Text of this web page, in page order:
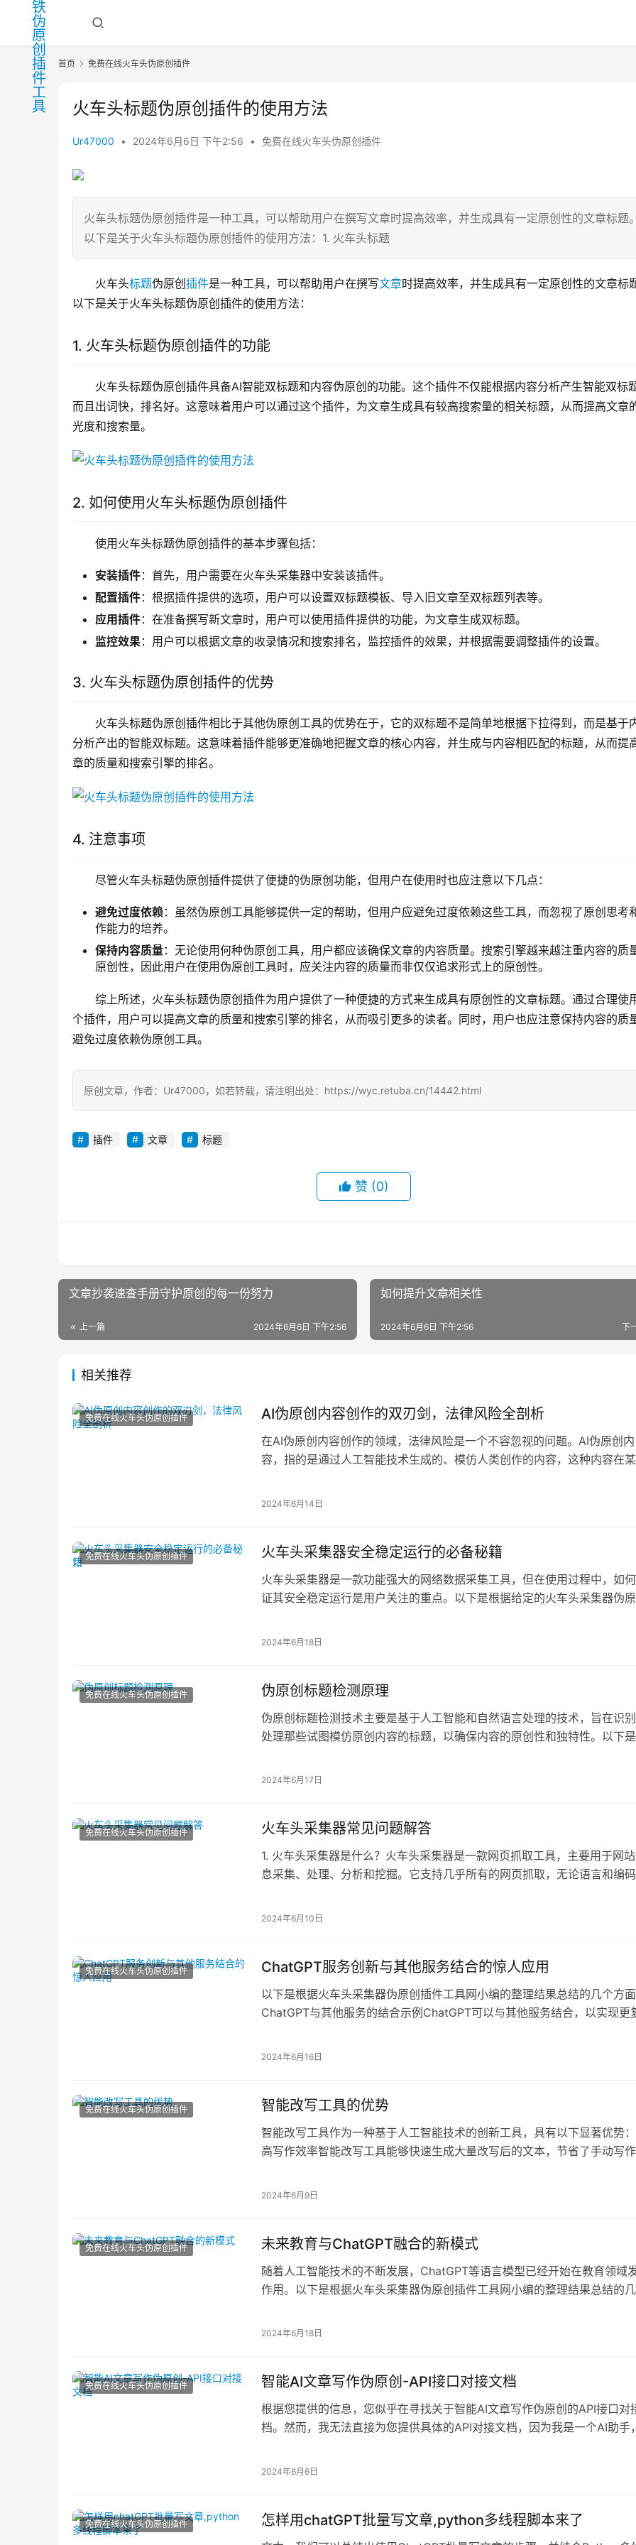
首页 免费在线火车头伪原创插件
火车头标题伪原创插件的使用方法
Ur47000 • 2024年6月6日 下午2:56 • 免费在线火车头伪原创插件
火车头标题伪原创插件是一种工具，可以帮助用户在撰写文章时提高效率，并生成具有一定原创性的文章标题。
以下是关于火车头标题伪原创插件的使用方法：1. 火车头标题
火车头标题伪原创 插件是一种工具，可以帮助用户在撰写文章时提高效率，并生成具有一定原创性的文章标题
以下是关于火车头标题伪原创插件的使用方法：
1. 火车头标题伪原创插件的功能
火车头标题伪原创插件具备AI智能双标题和内容伪原创的功能。这个插件不仅能根据内容分析产生智能双标题
而且出词快，排名好。这意味着用户可以通过这个插件，为文章生成具有较高搜索量的相关标题，从而提高文章
光度和搜索量。
2. 如何使用火车头标题伪原创插件
使用火车头标题伪原创插件的基本步骤包括：
安装插件：首先，用户需要在火车头采集器中安装该插件。
配置插件：根据插件提供的选项，用户可以设置双标题模板、导入旧文章至双标题列表等。
应用插件：在准备撰写新文章时，用户可以使用插件提供的功能，为文章生成双标题。
监控效果：用户可以根据文章的收录情况和搜索排名，监控插件的效果，并根据需要调整插件的设置。
3. 火车头标题伪原创插件的优势
火车头标题伪原创插件相比于其他伪原创工具的优势在于，它的双标题不是简单地根据下拉得到，而是基于
分析产出的智能双标题。这意味着插件能够更准确地把握文章的核心内容，并生成与内容相匹配的标题，从而提
章的质量和搜索引擎的排名。
4. 注意事项
尽管火车头标题伪原创插件提供了便捷的伪原创功能，但用户在使用时也应注意以下几点：
避免过度依赖 ：虽然伪原创工具能够提供一定的帮助，但用户应避免过度依赖这些工具，而忽视了原创思考
作能力的培养。
保持内容质量：无论使用何种伪原创工具，用户都应该确保文章的内容质量。搜索引擎越来越注重内容的质
原创性，因此用户在使用伪原创工具时，应关注内容的质量而非仅仅追求形式上的原创性。
综上所述，火车头标题伪原创插件为用户提供了一种便捷的方式来生成具有原创性的文章标题。通过合理使
个插件，用户可以提高文章的质量和搜索引擎的排名，从而吸引更多的读者。同时，用户也应注意保持内容的质量
避免过度依赖伪原创工具。
原创文章，作者：Ur47000，如若转载，请注明出处：https://wyc.retuba.cn/14442.html
插件 文章 标题
赞 (0)
文章抄袭速查手册守护原创的每一份努力
上一篇 2024年6月6日 下午2:56
如何提升文章相关性
下
2024年6月6日 下午2:56
相关推荐
免费在线火车头伪原创插件 AI伪原创内容创作的双刃剑，法律风险全剖析
在AI伪原创内容创作的领域，法律风险是一个不容忽视的问题。AI伪原创内
容，指的是通过人工智能技术生成的、模仿人类创作的内容，这种内容在某
2024年6月14日
免费在线火车头伪原创插件 火车头采集器安全稳定运行的必备秘籍
火车头采集器是一款功能强大的网络数据采集工具，但在使用过程中，如
证其安全稳定运行是用户关注的重点。以下是根据给定的火车头采集器伪原
2024年6月18日
免费在线火车头伪原创插件 伪原创标题检测原理
伪原创标题检测技术主要是基于人工智能和自然语言处理的技术，旨在识
处理那些试图模仿原创内容的标题，以确保内容的原创性和独特性。以下是
2024年6月17日
免费在线火车头伪原创插件 火车头采集器常见问题解答
1. 火车头采集器是什么？火车头采集器是一款网页抓取工具，主要用于网
息采集、处理、分析和挖掘。它支持几乎所有的网页抓取，无论语言和编码
2024年6月10日
免费在线火车头伪原创插件 ChatGPT服务创新与其他服务结合的惊人应用
以下是根据火车头采集器伪原创插件工具网小编的整理结果总结的几个方面
ChatGPT与其他服务的结合示例ChatGPT可以与其他服务结合，以实现更
2024年6月16日
免费在线火车头伪原创插件 智能改写工具的优势
智能改写工具作为一种基于人工智能技术的创新工具，具有以下显著优势
高写作效率智能改写工具能够快速生成大量改写后的文本，节省了手动写作
2024年6月9日
免费在线火车头伪原创插件 未来教育与ChatGPT融合的新模式
随着人工智能技术的不断发展，ChatGPT等语言模型已经开始在教育领域
作用。以下是根据火车头采集器伪原创插件工具网小编的整理结果总结的几
2024年6月18日
免费在线火车头伪原创插件 智能AI文章写作伪原创-API接口对接文档
根据您提供的信息，您似乎在寻找关于智能AI文章写作伪原创的API接口对
档。然而，我无法直接为您提供具体的API对接文档，因为我是一个AI助手
2024年6月6日
免费在线火车头伪原创插件 怎样用chatGPT批量写文章,python多线程脚本来了